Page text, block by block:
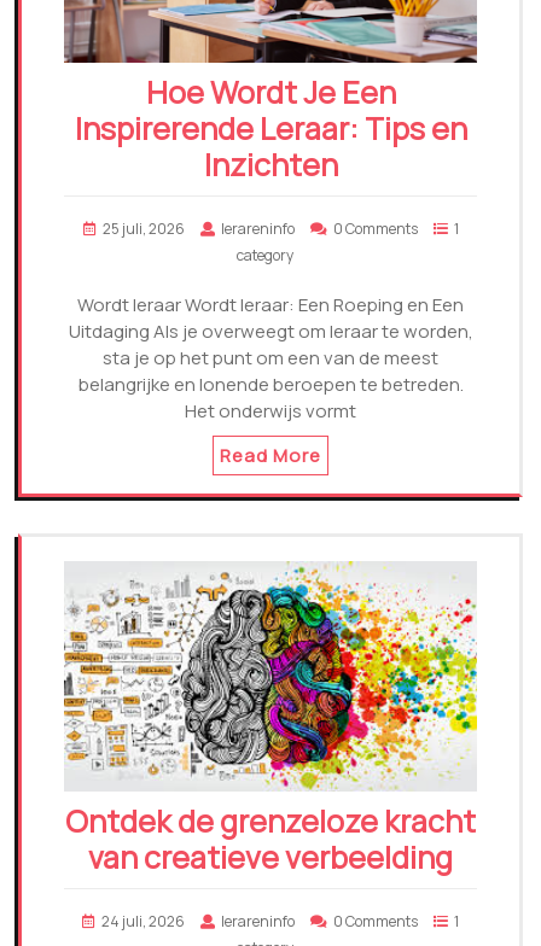
Hoe Wordt Je Een
Inspirerende Leraar: Tips en
Inzichten
25 juli, 2026 lerareninfo 0 Comments
1
category
Wordt leraar Wordt leraar: Een Roeping en Een
Uitdaging Als je overweegt om leraar te worden,
sta je op het punt om een van de meest
belangrijke en lonende beroepen te betreden.
Het onderwijs vormt
Read More
Ontdek de grenzeloze kracht
van creatieve verbeelding
24 juli, 2026 lerareninfo 0 Comments
1